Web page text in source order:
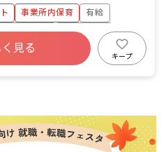
眠・排泄・清潔・衣類の着脱等
活を通じた社会性の装着 ・行事
実行、お知らせの作成
事業所内保育
有給
休育休制度
未経験歓迎
接OK
見る
キープ